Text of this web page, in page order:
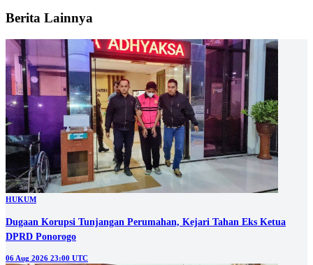
Berita Lainnya
HUKUM
Dugaan Korupsi Tunjangan Perumahan, Kejari Tahan Eks Ketua
DPRD Ponorogo
06 Aug 2026 23:00 UTC